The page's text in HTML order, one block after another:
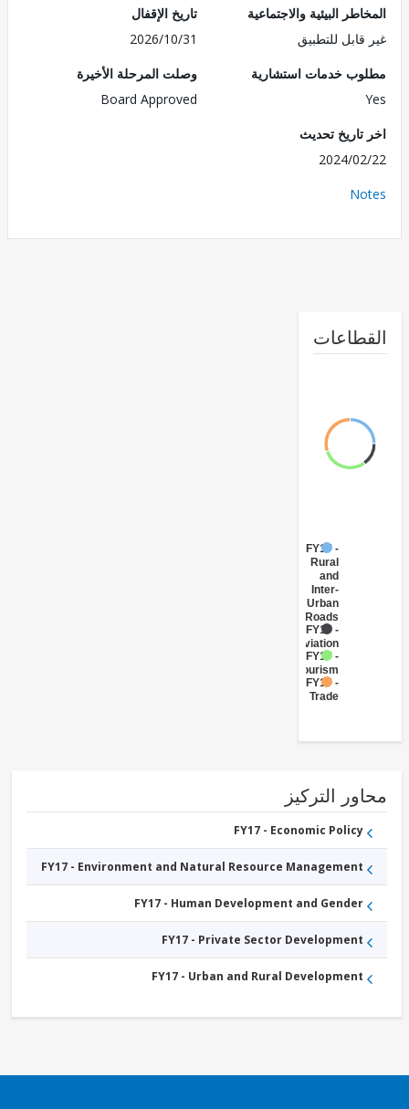
البيئية والاجتماعية
للتطبيق
تاريخ الإقفال
2026/10/31
خدمات استشارية
وصلت المرحلة الأخيرة
Board Approved
تحديث
2024/
التركيز
FY17 - Economic Policy
FY17 - Environment and Natural Resource Management
FY17 - Human Development and Gender
FY17 - Private Sector Development
FY17 - Urban and Rural Development